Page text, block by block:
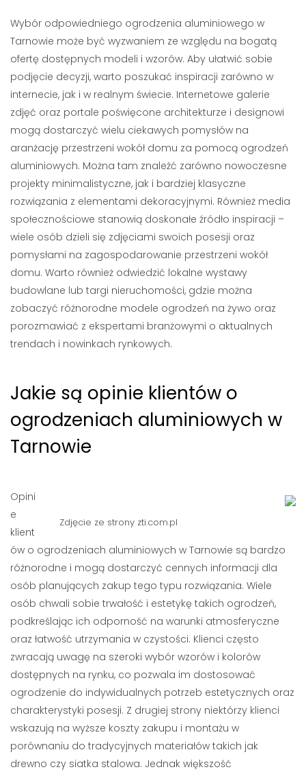
Wybór odpowiedniego ogrodzenia aluminiowego w
Tarnowie może być wyzwaniem ze względu na bogatą
ofertę dostępnych modeli i wzorów. Aby ułatwić sobie
podjęcie decyzji, warto poszukać inspiracji zarówno w
internecie, jak i w realnym świecie. Internetowe galerie
zdjęć oraz portale poświęcone architekturze i designowi
mogą dostarczyć wielu ciekawych pomysłów na
aranżację przestrzeni wokół domu za pomocą ogrodzeń
aluminiowych. Można tam znaleźć zarówno nowoczesne
projekty minimalistyczne, jak i bardziej klasyczne
rozwiązania z elementami dekoracyjnymi. Również media
społecznościowe stanowią doskonałe źródło inspiracji –
wiele osób dzieli się zdjęciami swoich posesji oraz
pomysłami na zagospodarowanie przestrzeni wokół
domu. Warto również odwiedzić lokalne wystawy
budowlane lub targi nieruchomości, gdzie można
zobaczyć różnorodne modele ogrodzeń na żywo oraz
porozmawiać z ekspertami branżowymi o aktualnych
trendach i nowinkach rynkowych.
Jakie są opinie klientów o
ogrodzeniach aluminiowych w
Tarnowie
Zdjęcie ze strony zti.com.pl
Opini
e
klient
ów o ogrodzeniach aluminiowych w Tarnowie są bardzo
różnorodne i mogą dostarczyć cennych informacji dla
osób planujących zakup tego typu rozwiązania. Wiele
osób chwali sobie trwałość i estetykę takich ogrodzeń,
podkreślając ich odporność na warunki atmosferyczne
oraz łatwość utrzymania w czystości. Klienci często
zwracają uwagę na szeroki wybór wzorów i kolorów
dostępnych na rynku, co pozwala im dostosować
ogrodzenie do indywidualnych potrzeb estetycznych oraz
charakterystyki posesji. Z drugiej strony niektórzy klienci
wskazują na wyższe koszty zakupu i montażu w
porównaniu do tradycyjnych materiałów takich jak
drewno czy siatka stalowa. Jednak większość